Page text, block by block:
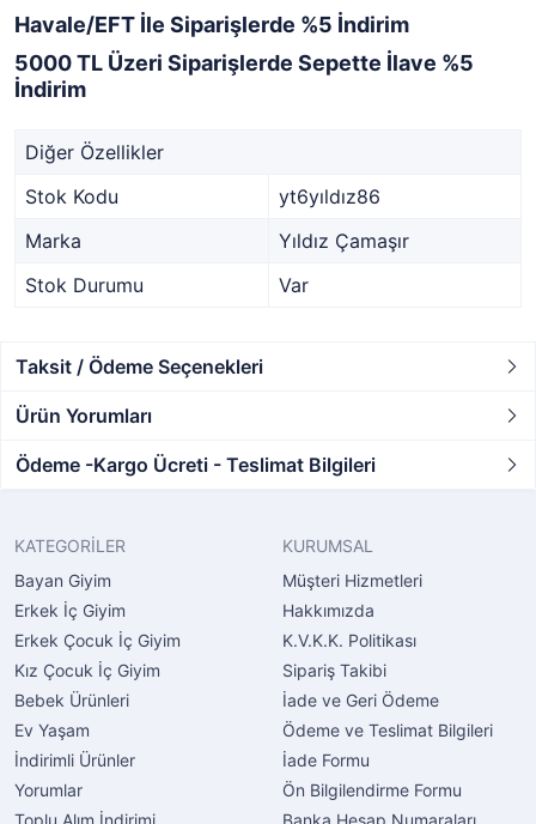
Havale/EFT İle Siparişlerde %5 İndirim
5000 TL Üzeri Siparişlerde Sepette İlave %5
İndirim
Diğer Özellikler
Stok Kodu
yt6yıldız86
Marka
Yıldız Çamaşır
Stok Durumu
Var
Taksit / Ödeme Seçenekleri
Ürün Yorumları
Ödeme -Kargo Ücreti - Teslimat Bilgileri
KATEGORİLER
Bayan Giyim
Erkek İç Giyim
Erkek Çocuk İç Giyim
Kız Çocuk İç Giyim
Bebek Ürünleri
Ev Yaşam
İndirimli Ürünler
Yorumlar
Toplu Alım İndirimi
KURUMSAL
Müşteri Hizmetleri
Hakkımızda
K.V.K.K. Politikası
Sipariş Takibi
İade ve Geri Ödeme
Ödeme ve Teslimat Bilgileri
İade Formu
Ön Bilgilendirme Formu
Banka Hesap Numaraları